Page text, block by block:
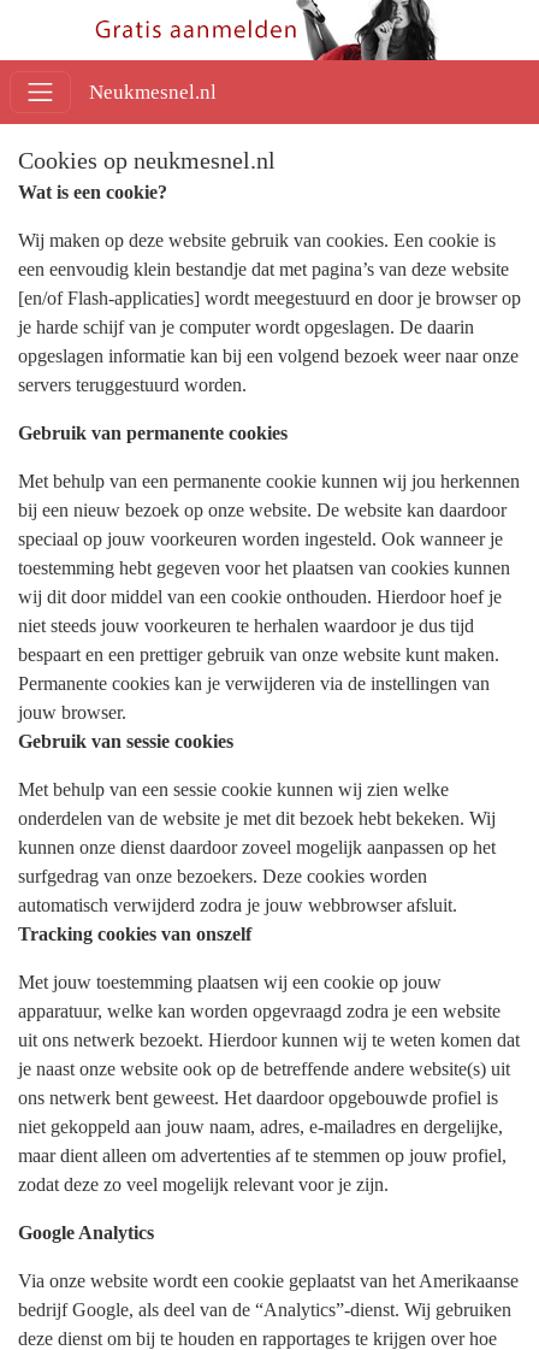
Neukmesnel.nl
Cookies op neukmesnel.nl
Wat is een cookie?
Wij maken op deze website gebruik van cookies. Een cookie is
een eenvoudig klein bestandje dat met pagina’s van deze website
[en/of Flash-applicaties] wordt meegestuurd en door je browser op
je harde schijf van je computer wordt opgeslagen. De daarin
opgeslagen informatie kan bij een volgend bezoek weer naar onze
servers teruggestuurd worden.
Gebruik van permanente cookies
Met behulp van een permanente cookie kunnen wij jou herkennen
bij een nieuw bezoek op onze website. De website kan daardoor
speciaal op jouw voorkeuren worden ingesteld. Ook wanneer je
toestemming hebt gegeven voor het plaatsen van cookies kunnen
wij dit door middel van een cookie onthouden. Hierdoor hoef je
niet steeds jouw voorkeuren te herhalen waardoor je dus tijd
bespaart en een prettiger gebruik van onze website kunt maken.
Permanente cookies kan je verwijderen via de instellingen van
jouw browser.
Gebruik van sessie cookies
Met behulp van een sessie cookie kunnen wij zien welke
onderdelen van de website je met dit bezoek hebt bekeken. Wij
kunnen onze dienst daardoor zoveel mogelijk aanpassen op het
surfgedrag van onze bezoekers. Deze cookies worden
automatisch verwijderd zodra je jouw webbrowser afsluit.
Tracking cookies van onszelf
Met jouw toestemming plaatsen wij een cookie op jouw
apparatuur, welke kan worden opgevraagd zodra je een website
uit ons netwerk bezoekt. Hierdoor kunnen wij te weten komen dat
je naast onze website ook op de betreffende andere website(s) uit
ons netwerk bent geweest. Het daardoor opgebouwde profiel is
niet gekoppeld aan jouw naam, adres, e-mailadres en dergelijke,
maar dient alleen om advertenties af te stemmen op jouw profiel,
zodat deze zo veel mogelijk relevant voor je zijn.
Google Analytics
Via onze website wordt een cookie geplaatst van het Amerikaanse
bedrijf Google, als deel van de “Analytics”-dienst. Wij gebruiken
deze dienst om bij te houden en rapportages te krijgen over hoe